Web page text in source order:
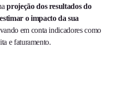
projeção dos resultados do
estimar o impacto da sua
em conta indicadores como
e faturamento.